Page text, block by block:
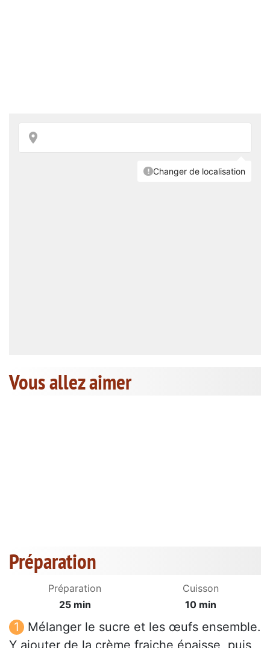
Vous allez aimer
Préparation
Préparation
25 min
Cuisson
10 min
Mélanger le sucre et les œufs ensemble.